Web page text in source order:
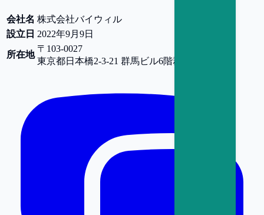
会社名 株式会社バイウィル
設立日 2022年9月9日
所在地
〒103-0027
東京都日本橋2-3-21 群馬ビル6階群馬ビル6階